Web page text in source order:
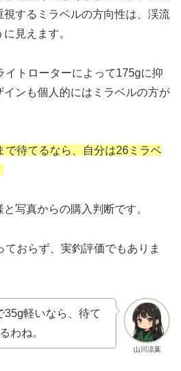
視するミラベルの方向性は、渓流
見えます。
イトローターによって175gに抑
インも個人的にはミラベルの方が
で待てるなら、自分は26ミラベ
写真からの購入判断です。
おらず、実釣評価でもありま
山川涼葉
35g軽いなら、待て
わね。